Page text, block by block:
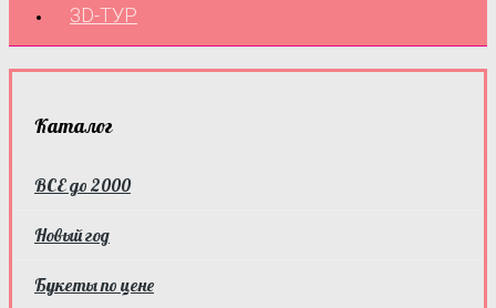
3D-ТУР
Каталог
ВСЕ до 2000
Новый год
Букеты по цене